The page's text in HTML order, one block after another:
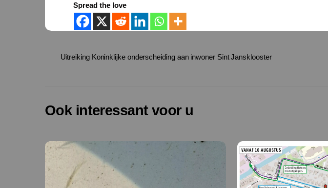
Spread the love
Uitreiking Koninklijke onderscheiding aan inwoner Sint Jansklooster
Ook interessant voor u